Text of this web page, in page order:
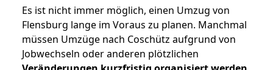
Es ist nicht immer möglich, einen Umzug von
Flensburg lange im Voraus zu planen. Manchmal
müssen Umzüge nach Coschütz aufgrund von
Jobwechseln oder anderen plötzlichen